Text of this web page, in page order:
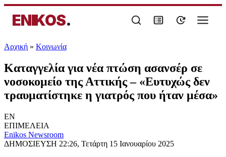
ENIKOS.
Αρχική » Κοινωνία
Καταγγελία για νέα πτώση ασανσέρ σε
νοσοκομείο της Αττικής – «Ευτυχώς δεν
τραυματίστηκε η γιατρός που ήταν μέσα»
EN
ΕΠΙΜΕΛΕΙΑ
Enikos Newsroom
ΔΗΜΟΣΙΕΥΣΗ 22:26, Τετάρτη 15 Ιανουαρίου 2025